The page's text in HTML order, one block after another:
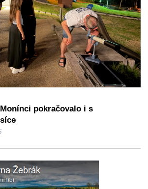
pokračovalo i s